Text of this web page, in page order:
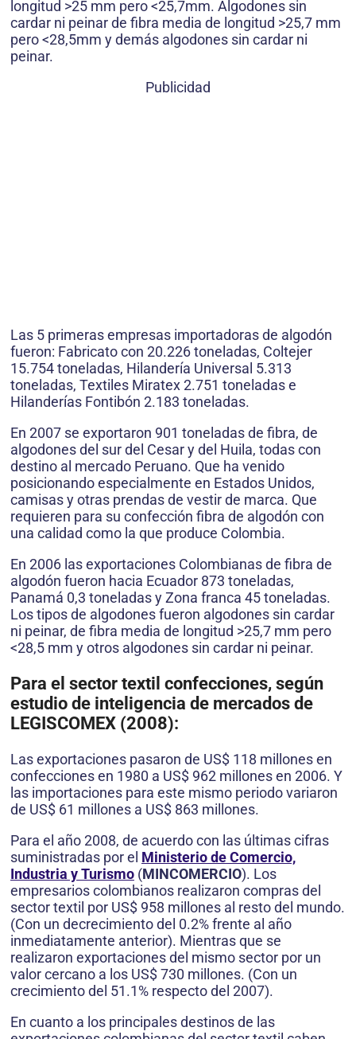
longitud >25 mm pero <25,7mm. Algodones sin
cardar ni peinar de fibra media de longitud >25,7 mm
pero <28,5mm y demás algodones sin cardar ni
peinar.
Publicidad
Las 5 primeras empresas importadoras de algodón
fueron: Fabricato con 20.226 toneladas, Coltejer
15.754 toneladas, Hilandería Universal 5.313
toneladas, Textiles Miratex 2.751 toneladas e
Hilanderías Fontibón 2.183 toneladas.
En 2007 se exportaron 901 toneladas de fibra, de
algodones del sur del Cesar y del Huila, todas con
destino al mercado Peruano. Que ha venido
posicionando especialmente en Estados Unidos,
camisas y otras prendas de vestir de marca. Que
requieren para su confección fibra de algodón con
una calidad como la que produce Colombia.
En 2006 las exportaciones Colombianas de fibra de
algodón fueron hacia Ecuador 873 toneladas,
Panamá 0,3 toneladas y Zona franca 45 toneladas.
Los tipos de algodones fueron algodones sin cardar
ni peinar, de fibra media de longitud >25,7 mm pero
<28,5 mm y otros algodones sin cardar ni peinar.
Para el sector textil confecciones, según
estudio de inteligencia de mercados de
LEGISCOMEX (2008):
Las exportaciones pasaron de US$ 118 millones en
confecciones en 1980 a US$ 962 millones en 2006. Y
las importaciones para este mismo periodo variaron
de US$ 61 millones a US$ 863 millones.
Para el año 2008, de acuerdo con las últimas cifras
suministradas por el Ministerio de Comercio,
Industria y Turismo (MINCOMERCIO). Los
empresarios colombianos realizaron compras del
sector textil por US$ 958 millones al resto del mundo.
(Con un decrecimiento del 0.2% frente al año
inmediatamente anterior). Mientras que se
realizaron exportaciones del mismo sector por un
valor cercano a los US$ 730 millones. (Con un
crecimiento del 51.1% respecto del 2007).
En cuanto a los principales destinos de las